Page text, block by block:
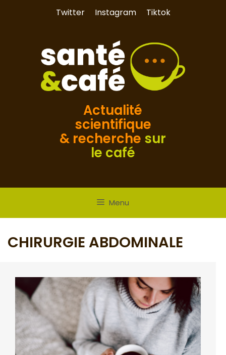
Twitter Instagram Tiktok
Actualité
scientifique
& recherche sur
le café
Menu
CHIRURGIE ABDOMINALE